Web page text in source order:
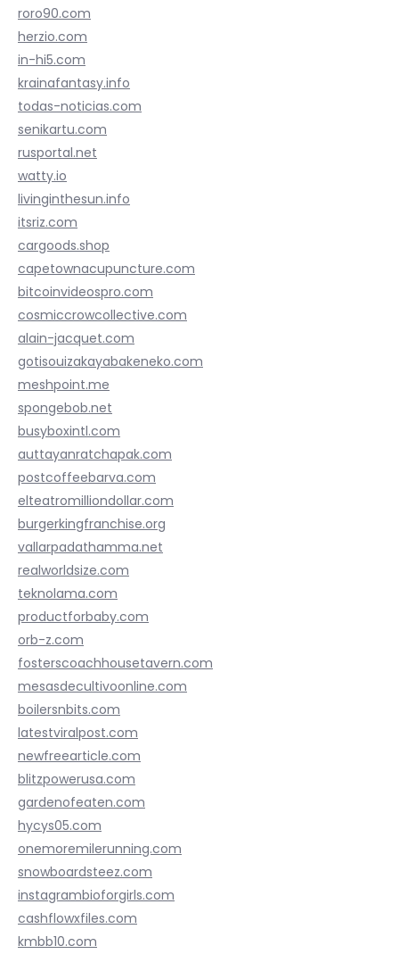
roro90.com
herzio.com
in-hi5.com
krainafantasy.info
todas-noticias.com
senikartu.com
rusportal.net
watty.io
livinginthesun.info
itsriz.com
cargoods.shop
capetownacupuncture.com
bitcoinvideospro.com
cosmiccrowcollective.com
alain-jacquet.com
gotisouizakayabakeneko.com
meshpoint.me
spongebob.net
busyboxintl.com
auttayanratchapak.com
postcoffeebarva.com
elteatromilliondollar.com
burgerkingfranchise.org
vallarpadathamma.net
realworldsize.com
teknolama.com
productforbaby.com
orb-z.com
fosterscoachhousetavern.com
mesasdecultivoonline.com
boilersnbits.com
latestviralpost.com
newfreearticle.com
blitzpowerusa.com
gardenofeaten.com
hycys05.com
onemoremilerunning.com
snowboardsteez.com
instagrambioforgirls.com
cashflowxfiles.com
kmbb10.com